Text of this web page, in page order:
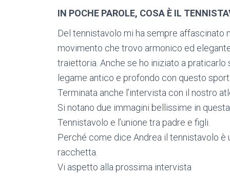
IN POCHE PAROLE, COSA È IL
Del tennistavolo mi ha sempre
movimento che trovo armonico ed
traiettoria. Anche se ho iniziato a praticarlo
legame antico e profondo con questo sport.
Terminata anche l’intervista con il nostro
Si notano due immagini bellissime in
Tennistavolo e l’unione tra padre e figli.
Perché come dice Andrea il tennistavolo
racchetta.
Vi aspetto alla prossima intervista